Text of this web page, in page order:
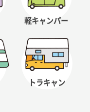
軽キャンパー
トラキャン